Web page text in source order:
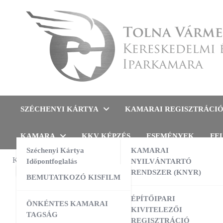
Tolna Vármegyei
SZÉCHENYI KÁRTYA
Széchenyi Kártya
Időpontfoglalás
KAMARAI REGISZTRÁCIÓ
KAMARAI
NYILVÁNTARTÓ
RENDSZER (KNYR)
ÉPÍTŐIPARI
KIVITELEZŐI
REGISZTRÁCIÓ
KAMARA
BEMUTATKOZÓ KISFILM
ÖNKÉNTES KAMARAI
TAGSÁG
KKV KÉPZÉS ESEMÉNYEK
KAMARAI ESEMÉNYEK
AI a nyelvtanulás szolgálatában –
gyakorlati workshop